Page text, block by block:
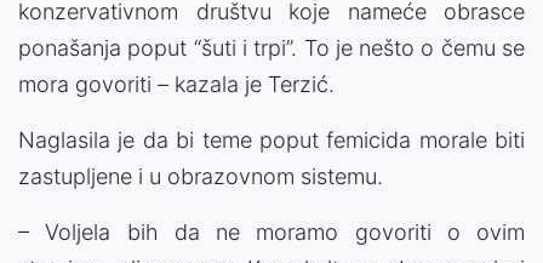
konzervativnom društvu koje nameće obrasce
ponašanja poput “šuti i trpi”. To je nešto o čemu se
mora govoriti – kazala je Terzić.
Naglasila je da bi teme poput femicida morale biti
zastupljene i u obrazovnom sistemu.
– Voljela bih da ne moramo govoriti o ovim